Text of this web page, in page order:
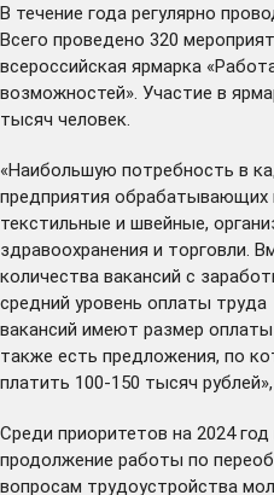
В течение года регулярно
Всего проведено 320
всероссийская ярмарка
возможностей». Участие в
тысяч человек.
«Наибольшую потребность в
предприятия
текстильные и швейные,
здравоохранения и торговли.
количества вакансий с
средний уровень оплаты
вакансий имеют размер
также есть предложения, по
платить 100-150 тысяч
Среди приоритетов на 2024
продолжение работы по
вопросам трудоустройства